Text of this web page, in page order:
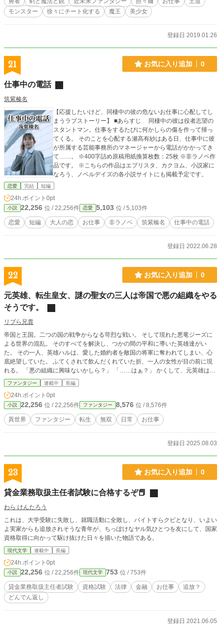
Ｓ．Ｚ．Ａ―第２課勇者係 絶賛連載中です。
モンスター
徐々にチート化する 魔王 美少女
登録日 2019.01.26
21 お気に入り追加 0
仕事中の電話
筑紫榛名
【応援したいけど、同棲中の彼の危ないお仕事に心配してし
まうラブストーリー】 ■あらすじ 同棲中の彼は役者志望の
スタントマン。仕事をするたびに何かしらの傷を作って帰っ
てくる。 そのことを心配する瀬高有紗はある日、仕事中に彼
が所属する芸能事務所のマネージャーから電話がかかってき
て……。 ※400字詰め原稿用紙換算枚数：25枚 ※非ラノベ作
品です。 ※こちらの作品はエブリスタ、カクヨム、小説家に
なろう、ノベルデイズの各小説サイトにも掲載予定です。
恋愛 完結 短編
24h.ポイント 0pt
小説 22,256 位 / 22,256件 恋愛 5,103 位 / 5,103件
恋愛 短編 大人の恋 お仕事 非ラノベ 筑紫榛名 仕事中の電話
登録日 2022.06.28
22 お気に入り追加 0
元英雄、転生皇女、謎の聖女の三人は帝国で悪の組織をやる
そうです。
リブら兄貴
帝国と王国。二つの国の戦争からなる苛烈な戦い。 そして現れた悪竜ジーズに
よる世界の混乱。 そのすべてを解決し、つかの間の平和に導いた英雄達がい
た。 その一人、英雄ハルは、愛した婚約者を敵国の将軍に奪われてしまい、心
底絶望していた。 ふてくされて飲んだくれていた折、一人の女性が目の前に現
れる。 「悪の組織に興味ないかしら？」 「……はぁ？」 かくして、元英雄は悪
の組織の下っ端として、皇女の転生知識チートを元に日夜全力で働き、組織を拡
大させていく。 市場も、貴族にも、国ですら、もはや彼らを止めることなどで
きはしない。 光属性な悪の組織による新感覚、異世界ファンタジー＆コメディ
がここに開幕！
ファンタジー 連載中 長編
24h.ポイント 0pt
小説 22,256 位 / 22,256件 ファンタジー 8,576 位 / 8,576件
異世界 ファンタジー 転生 無双 日常 お仕事
登録日 2025.08.03
23 お気に入り追加 0
貸金業務取扱主任者試験に合格するぞ📕
わら けんたろう
これは、大学受験に失敗し、就職活動に全敗し、バイトすらクビとなり、いよい
よ実家からも追放されそうな青年が、ちっぽけなヤル気ひとつを友にして、国家
資格取得に向かって駆け抜けた日々を描いた物語である。
現代文学 連載中 長編
24h.ポイント 0pt
小説 22,256 位 / 22,256件 現代文学 753 位 / 753件
貸金業務取扱主任者試験 資格試験 法律 金融 お仕事
追放？
どんでん返し
登録日 2021.06.05